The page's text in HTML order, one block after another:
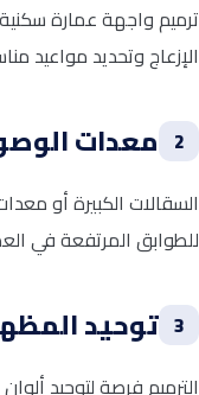
ترميم واجهة عمارة
الإزعاج وتحديد مواعيد
2 معدات
السقالات الكبيرة أو
للطوابق المرتفعة في
3 توحيد
الترميم فرصة لتوحيد